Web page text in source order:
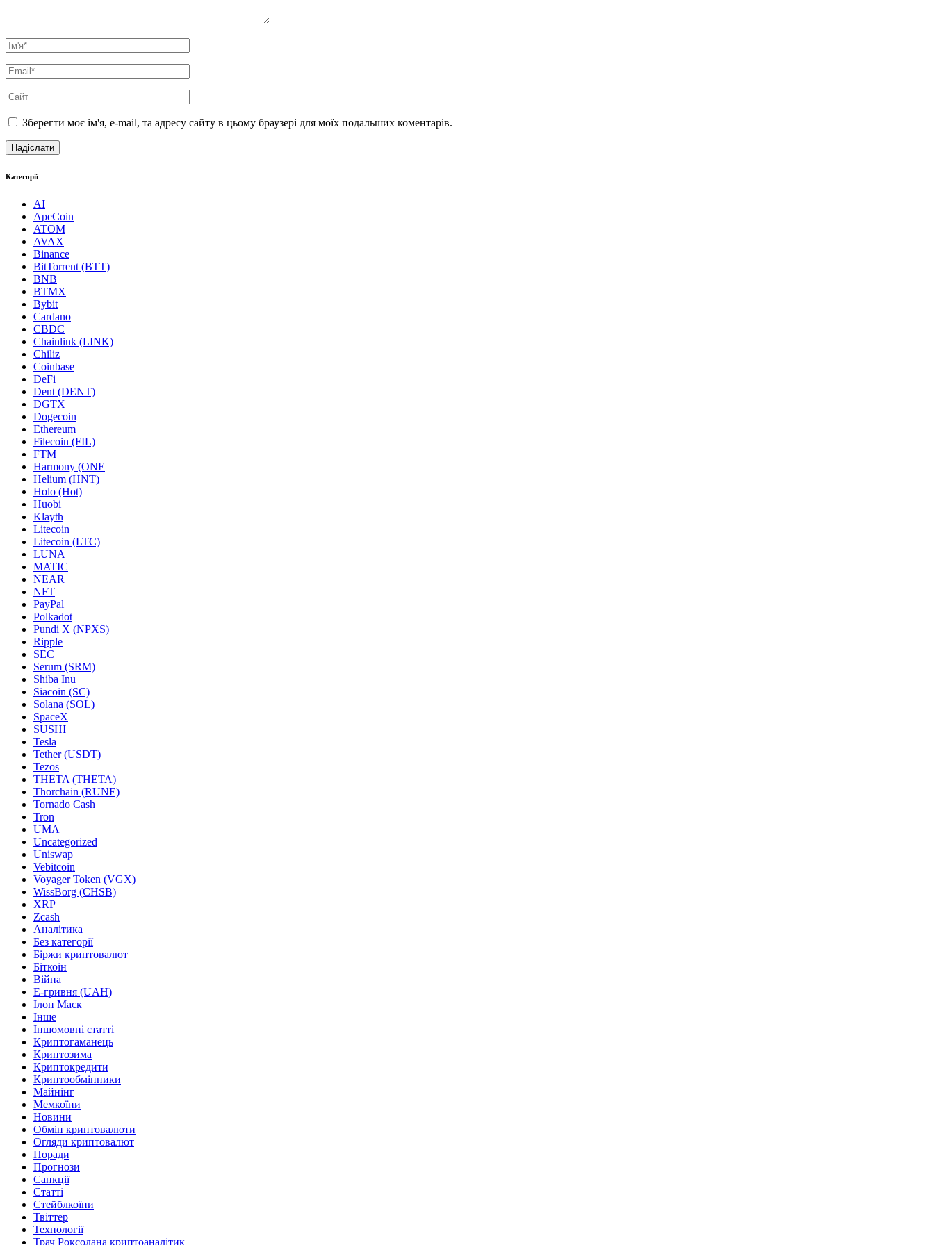
Зберегти моє ім'я, e-mail, та адресу сайту в цьому браузері для моїх подальших коментарів.
Категорії
AI
ApeCoin
ATOM
AVAX
Binance
BitTorrent (BTT)
BNB
BTMX
Bybit
Cardano
CBDC
Chainlink (LINK)
Chiliz
Coinbase
DeFi
Dent (DENT)
DGTX
Dogecoin
Ethereum
Filecoin (FIL)
FTM
Harmony (ONE
Helium (HNT)
Holo (Hot)
Huobi
Klayth
Litecoin
Litecoin (LTC)
LUNA
MATIC
NEAR
NFT
PayPal
Polkadot
Pundi X (NPXS)
Ripple
SEC
Serum (SRM)
Shiba Inu
Siacoin (SC)
Solana (SOL)
SpaceX
SUSHI
Tesla
Tether (USDT)
Tezos
THETA (THETA)
Thorchain (RUNE)
Tornado Cash
Tron
UMA
Uncategorized
Uniswap
Vebitcoin
Voyager Token (VGX)
WissBorg (CHSB)
XRP
Zcash
Аналітика
Без категорії
Біржи криптовалют
Біткоін
Війна
Е-гривня (UAH)
Ілон Маск
Інше
Іншомовні статті
Криптогаманець
Криптозима
Криптокредити
Криптообмінники
Майнінг
Мемкоїни
Новини
Обмін криптовалюти
Огляди криптовалют
Поради
Прогнози
Санкції
Статті
Стейблкоїни
Твіттер
Технології
Трач Роксолана криптоаналітик